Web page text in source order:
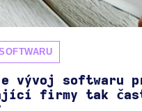
vývoj softwaru
firmy tak